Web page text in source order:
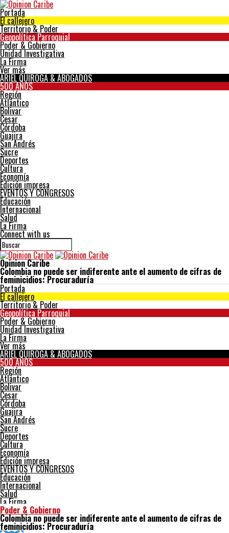
Portada
El callejero
Territorio & Poder
Geopolítica Parroquial
Poder & Gobierno
Unidad Investigativa
La Firma
Ver más
ARIEL QUIROGA & ABOGADOS
500 AÑOS
Región
Atlántico
Bolivar
Cesar
Córdoba
Guajira
San Andrés
Sucre
Deportes
Cultura
Economía
Edición impresa
EVENTOS Y CONGRESOS
Educación
Internacional
Salud
La Firma
Connect with us
Opinion Caribe
Colombia no puede ser indiferente ante el aumento de cifras de
feminicidios: Procuraduría
Portada
El callejero
Territorio & Poder
Geopolítica Parroquial
Poder & Gobierno
Unidad Investigativa
La Firma
Ver más
ARIEL QUIROGA & ABOGADOS
500 AÑOS
Región
Atlántico
Bolivar
Cesar
Córdoba
Guajira
San Andrés
Sucre
Deportes
Cultura
Economía
Edición impresa
EVENTOS Y CONGRESOS
Educación
Internacional
Salud
La Firma
Poder & Gobierno
Colombia no puede ser indiferente ante el aumento de cifras de
feminicidios: Procuraduría